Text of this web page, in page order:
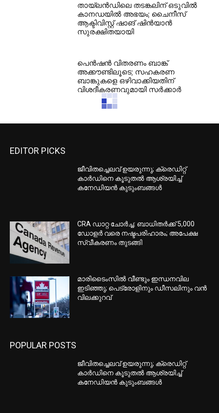
തായ്‌ലൻഡിലെ തടങ്കലിന് ഒടുവിൽ
കാനഡയിൽ അഭയം; ചൈനീസ്
ആക്ടിവിസ്റ്റ് ഷാങ് ഷിൻയാൻ
സുരക്ഷിതയായി
പെൻഷൻ വിതരണം ബാങ്ക്
അക്കൗണ്ടിലൂടെ; സഹകരണ
ബാങ്കുകളെ ഒഴിവാക്കിയതിന്
വിശദീകരണവുമായി സർക്കാർ
EDITOR PICKS
ജീവിതച്ചെലവ് ഉയരുന്നു; ക്രെഡിറ്റ്
കാർഡിനെ കൂടുതൽ ആശ്രയിച്ച്
കനേഡിയൻ കുടുംബങ്ങൾ
CRA ഡാറ്റ ചോർച്ച: ബാധിതർക്ക് 5,000
ഡോളർ വരെ നഷ്ടപരിഹാരം; അപേക്ഷ
സ്വീകരണം തുടങ്ങി
മാരിടൈംസിൽ വീണ്ടും ഇന്ധനവില
ഇടിഞ്ഞു; പെട്രോളിനും ഡീസലിനും വൻ
വിലക്കുറവ്
POPULAR POSTS
ജീവിതച്ചെലവ് ഉയരുന്നു; ക്രെഡിറ്റ്
കാർഡിനെ കൂടുതൽ ആശ്രയിച്ച്
കനേഡിയൻ കുടുംബങ്ങൾ